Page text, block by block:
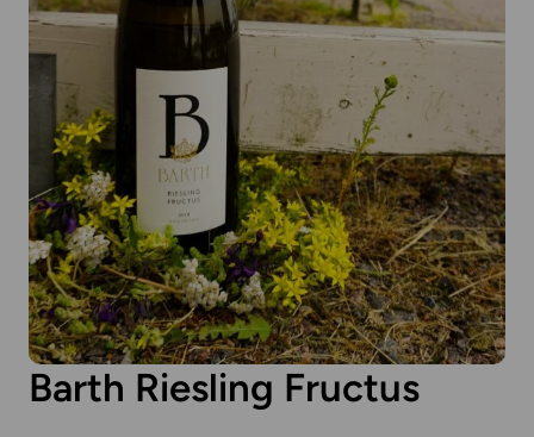
Barth Riesling Fructus